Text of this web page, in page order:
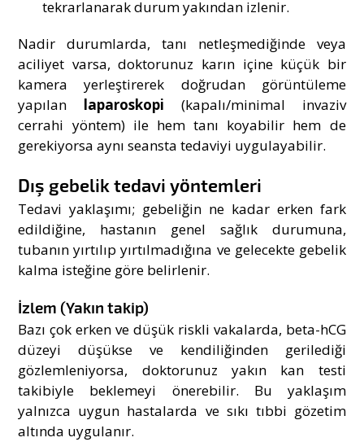
tekrarlanarak durum yakından izlenir.
Nadir durumlarda, tanı netleşmediğinde veya
aciliyet varsa, doktorunuz karın içine küçük bir
kamera yerleştirerek doğrudan görüntüleme
yapılan laparoskopi (kapalı/minimal invaziv
cerrahi yöntem) ile hem tanı koyabilir hem de
gerekiyorsa aynı seansta tedaviyi uygulayabilir.
Dış gebelik tedavi yöntemleri
Tedavi yaklaşımı; gebeliğin ne kadar erken fark
edildiğine, hastanın genel sağlık durumuna,
tubanın yırtılıp yırtılmadığına ve gelecekte gebelik
kalma isteğine göre belirlenir.
İzlem (Yakın takip)
Bazı çok erken ve düşük riskli vakalarda, beta-hCG
düzeyi düşükse ve kendiliğinden gerilediği
gözlemleniyorsa, doktorunuz yakın kan testi
takibiyle beklemeyi önerebilir. Bu yaklaşım
yalnızca uygun hastalarda ve sıkı tıbbi gözetim
altında uygulanır.